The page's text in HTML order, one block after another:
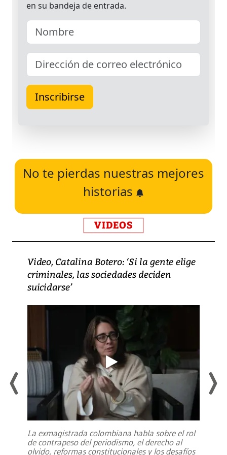
No te pierdas nuestras mejores
historias
VIDEOS
Video, Catalina Botero: ‘Si la gente elige
criminales, las sociedades deciden
suicidarse’
La exmagistrada colombiana habla sobre el rol
de contrapeso del periodismo, el derecho al
olvido, reformas constitucionales y los desafíos